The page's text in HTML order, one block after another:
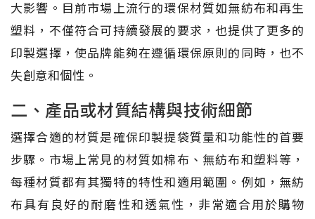
大影響。目前市場上流行的環保材質如無紡布和再生
塑料，不僅符合可持續發展的要求，也提供了更多的
印製選擇，使品牌能夠在遵循環保原則的同時，也不
失創意和個性。
二、產品或材質結構與技術細節
選擇合適的材質是確保印製提袋質量和功能性的首要
步驟。市場上常見的材質如棉布、無紡布和塑料等，
每種材質都有其獨特的特性和適用範圍。例如，無紡
布具有良好的耐磨性和透氣性，非常適合用於購物